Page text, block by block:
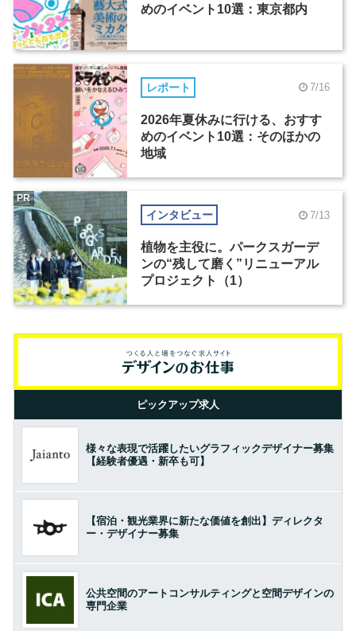
めのイベント10選：東京都内
レポート 7/16
2026年夏休みに行ける、おすす
めのイベント10選：そのほかの
地域
インタビュー 7/13
植物を主役に。パークスガーデ
ンの“残して磨く”リニューアル
プロジェクト（1）
PR
ピックアップ求人
様々な表現で活躍したいグラフィックデザイナー募集
【経験者優遇・新卒も可】
【宿泊・観光業界に新たな価値を創出】ディレクタ
ー・デザイナー募集
公共空間のアートコンサルティングと空間デザインの
専門企業